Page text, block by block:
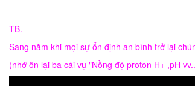
TB.
Sang năm khi mọi sự ổn định an bình trở lại
(nhớ ôn lại ba cái vụ "Nồng độ proton H+ ,pH